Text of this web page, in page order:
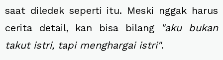
saat diledek seperti itu. Meski nggak harus
cerita detail, kan bisa bilang
"aku bukan
takut istri, tapi menghargai istri".